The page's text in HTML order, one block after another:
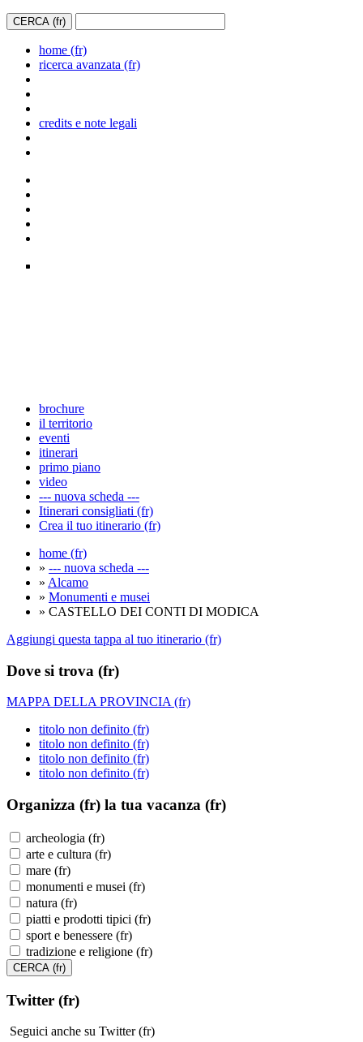
home (fr)
ricerca avanzata (fr)
credits e note legali
brochure
il territorio
eventi
itinerari
primo piano
video
--- nuova scheda ---
Itinerari consigliati (fr)
Crea il tuo itinerario (fr)
home (fr)
» --- nuova scheda ---
» Alcamo
» Monumenti e musei
» CASTELLO DEI CONTI DI MODICA
Aggiungi questa tappa al tuo itinerario (fr)
Dove si trova (fr)
MAPPA DELLA PROVINCIA (fr)
titolo non definito (fr)
titolo non definito (fr)
titolo non definito (fr)
titolo non definito (fr)
Organizza (fr) la tua vacanza (fr)
archeologia (fr)
arte e cultura (fr)
mare (fr)
monumenti e musei (fr)
natura (fr)
piatti e prodotti tipici (fr)
sport e benessere (fr)
tradizione e religione (fr)
Twitter (fr)
Seguici anche su Twitter (fr)